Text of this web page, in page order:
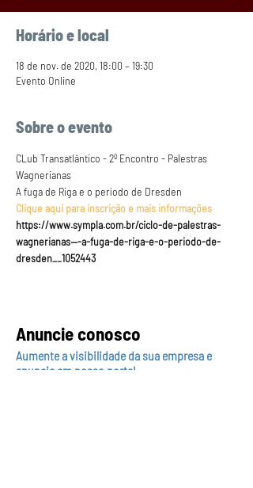
Horário e local
18 de nov. de 2020, 18:00 – 19:30
Evento Online
Sobre o evento
CLub Transatlântico - 2º Encontro - Palestras
Wagnerianas
A fuga de Riga e o período de Dresden
Clique aqui para inscrição e mais informações
https://www.sympla.com.br/ciclo-de-palestras-
wagnerianas---a-fuga-de-riga-e-o-periodo-de-
dresden__1052443
Anuncie conosco
Aumente a visibilidade da sua empresa e
anuncie em nosso portal